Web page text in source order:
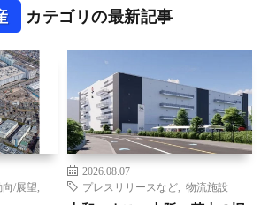
カテゴリの最新記事
向/展望
2026.08.07
プレスリリースなど
物流施設